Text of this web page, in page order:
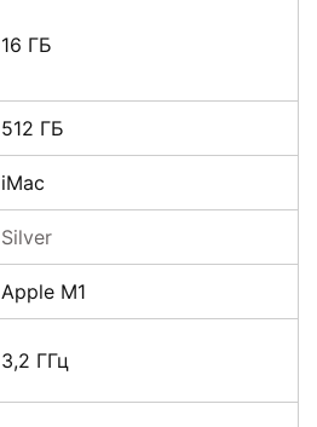
16 ГБ
512 ГБ
iMac
Silver
Apple M1
3,2 ГГц